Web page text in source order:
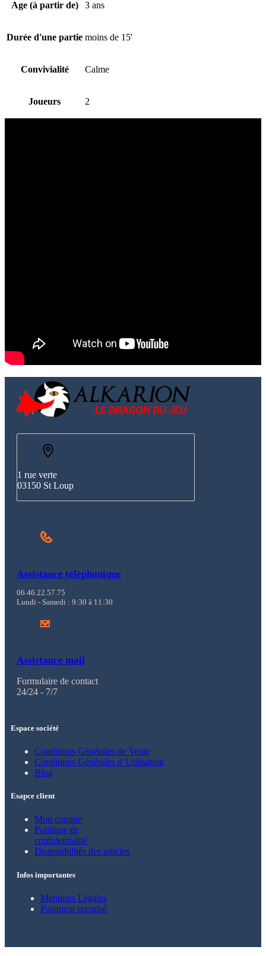
Age (à partir de) 3 ans
Durée d'une partie moins de 15'
Convivialité Calme
Joueurs 2
1 rue verte
03150 St Loup
Assistance téléphonique
06.46.22.57.75
Lundi - Samedi : 9:30 à 11:30
Assistance mail
Formulaire de contact
24/24 - 7/7
Espace société
Conditions Générales de Vente
Conditions Générales d’Utilisation
Blog
Esapce client
Mon compte
Politique de
confidentialité
Disponibilités des articles
Infos importantes
Mentions Légales
Paiement securisé